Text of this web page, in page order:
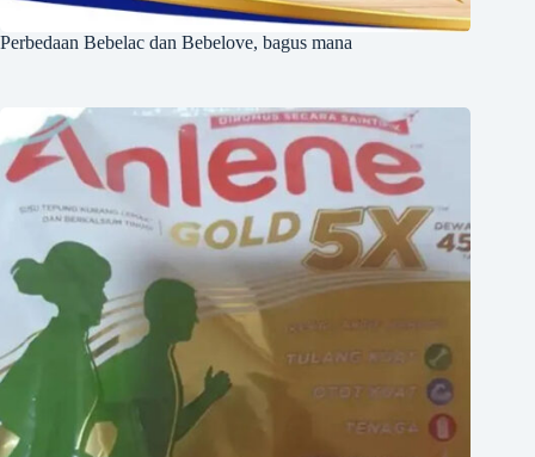
Perbedaan Bebelac dan Bebelove, bagus mana